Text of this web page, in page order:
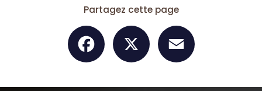
Partagez cette page
Facebook